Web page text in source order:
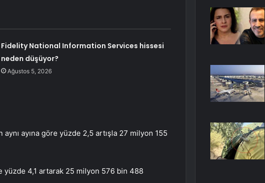
Fidelity National Information Services hissesi
neden düşüyor?
Ağustos 5, 2026
ayına göre yüzde 2,5 artışla 27 milyon 155
yüzde 4,1 artarak 25 milyon 576 bin 488